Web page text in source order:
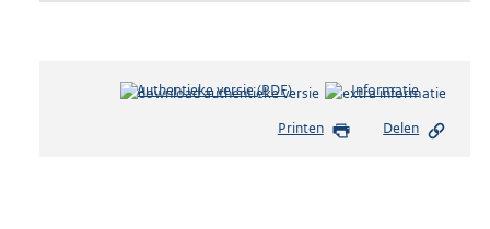
Authentieke versie (PDF)b
s
Informatie
Printen Delen